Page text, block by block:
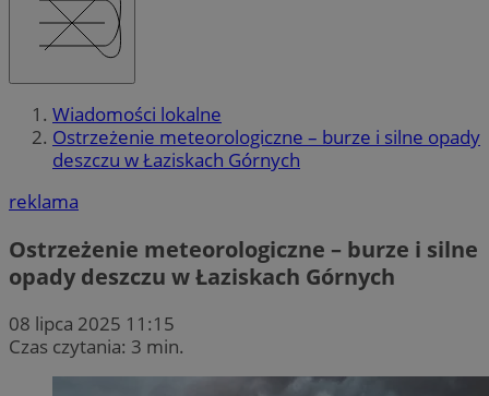
Wiadomości lokalne
Ostrzeżenie meteorologiczne – burze i silne opady
deszczu w Łaziskach Górnych
reklama
Ostrzeżenie meteorologiczne – burze i silne
opady deszczu w Łaziskach Górnych
08 lipca 2025 11:15
Czas czytania: 3 min.